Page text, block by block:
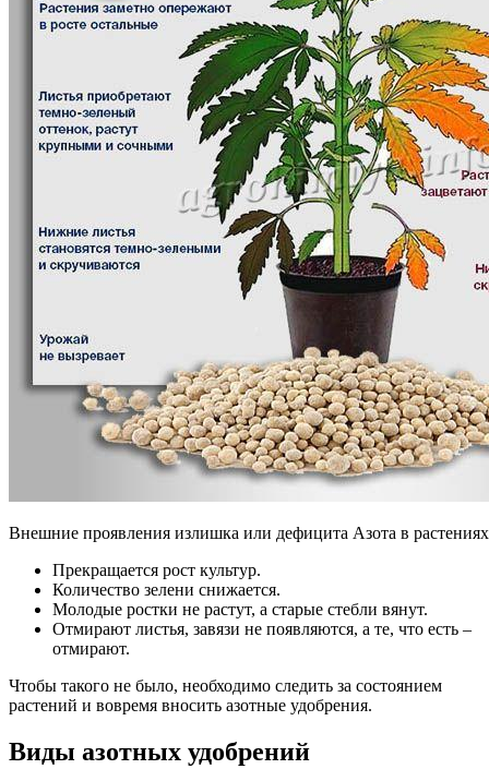
Внешние проявления излишка или дефицита Азота в растениях
Прекращается рост культур.
Количество зелени снижается.
Молодые ростки не растут, а старые стебли вянут.
Отмирают листья, завязи не появляются, а те, что есть –
отмирают.
Чтобы такого не было, необходимо следить за состоянием
растений и вовремя вносить азотные удобрения.
Виды азотных удобрений